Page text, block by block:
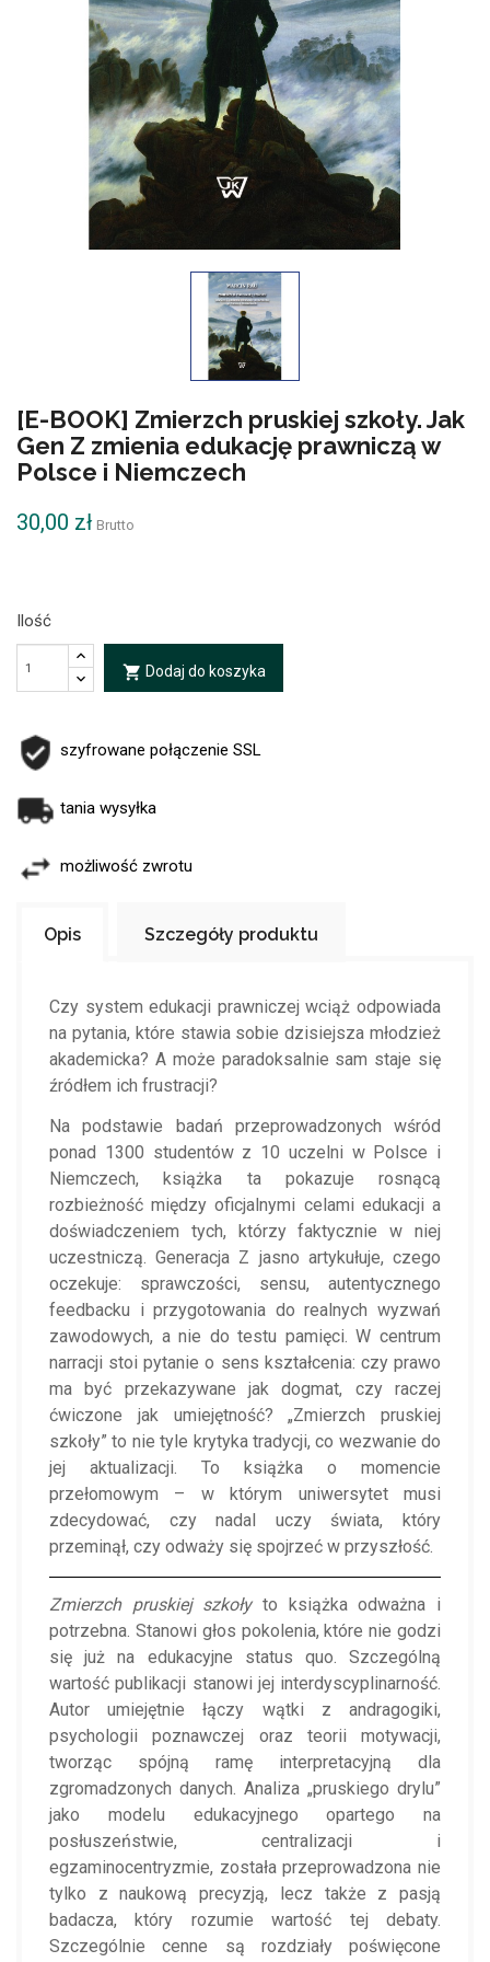
[E-BOOK] Zmierzch pruskiej szkoły. Jak
Gen Z zmienia edukację prawniczą w
Polsce i Niemczech
30,00 zł Brutto
Ilość
local_grocery_store Dodaj do koszyka
szyfrowane połączenie SSL
tania wysyłka
możliwość zwrotu
Opis Szczegóły produktu
Czy system edukacji prawniczej wciąż odpowiada
na pytania, które stawia sobie dzisiejsza młodzież
akademicka? A może paradoksalnie sam staje się
źródłem ich frustracji?
Na podstawie badań przeprowadzonych wśród
ponad 1300 studentów z 10 uczelni w Polsce i
Niemczech, książka ta pokazuje rosnącą
rozbieżność między oficjalnymi celami edukacji a
doświadczeniem tych, którzy faktycznie w niej
uczestniczą. Generacja Z jasno artykułuje, czego
oczekuje: sprawczości, sensu, autentycznego
feedbacku i przygotowania do realnych wyzwań
zawodowych, a nie do testu pamięci. W centrum
narracji stoi pytanie o sens kształcenia: czy prawo
ma być przekazywane jak dogmat, czy raczej
ćwiczone jak umiejętność? „Zmierzch pruskiej
szkoły” to nie tyle krytyka tradycji, co wezwanie do
jej aktualizacji. To książka o momencie
przełomowym – w którym uniwersytet musi
zdecydować, czy nadal uczy świata, który
przeminął, czy odważy się spojrzeć w przyszłość.
Zmierzch pruskiej szkołyto książka odważna i
potrzebna. Stanowi głos pokolenia, które nie godzi
się już na edukacyjne status quo. Szczególną
wartość publikacji stanowi jej interdyscyplinarność.
Autor umiejętnie łączy wątki z andragogiki,
psychologii poznawczej oraz teorii motywacji,
tworząc spójną ramę interpretacyjną dla
zgromadzonych danych. Analiza „pruskiego drylu”
jako modelu edukacyjnego opartego na
posłuszeństwie, centralizacji i
egzaminocentryzmie, została przeprowadzona nie
tylko z naukową precyzją, lecz także z pasją
badacza, który rozumie wartość tej debaty.
Szczególnie cenne są rozdziały poświęcone